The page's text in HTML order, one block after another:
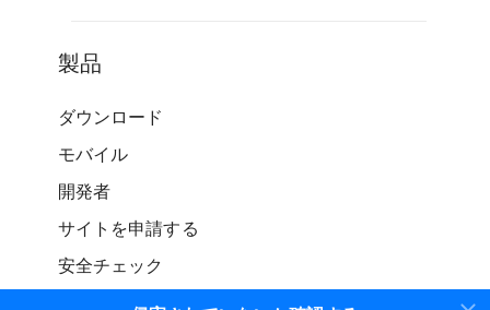
製品
ダウンロード
モバイル
開発者
サイトを申請する
安全チェック